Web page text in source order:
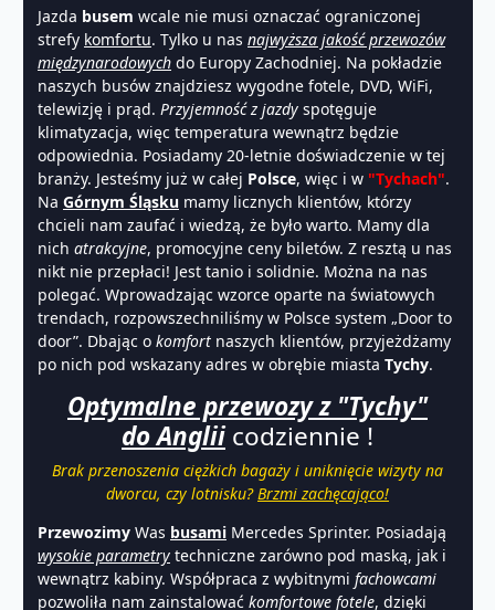
Jazda busem wcale nie musi oznaczać ograniczonej
strefy komfortu. Tylko u nas najwyższa jakość przewozów
międzynarodowych do Europy Zachodniej. Na pokładzie
naszych busów znajdziesz wygodne fotele, DVD, WiFi,
telewizję i prąd. Przyjemność z jazdy spotęguje
klimatyzacja, więc temperatura wewnątrz będzie
odpowiednia. Posiadamy 20-letnie doświadczenie w tej
branży. Jesteśmy już w całej Polsce, więc i w "Tychach".
Na Górnym Śląsku mamy licznych klientów, którzy
chcieli nam zaufać i wiedzą, że było warto. Mamy dla
nich atrakcyjne, promocyjne ceny biletów. Z resztą u nas
nikt nie przepłaci! Jest tanio i solidnie. Można na nas
polegać. Wprowadzając wzorce oparte na światowych
trendach, rozpowszechniliśmy w Polsce system „Door to
door”. Dbając o komfort naszych klientów, przyjeżdżamy
po nich pod wskazany adres w obrębie miasta Tychy.
Optymalne przewozy z "Tychy"
do Angliicodziennie !
Brak przenoszenia ciężkich bagaży i uniknięcie wizyty na
dworcu, czy lotnisku?Brzmi zachęcająco!
Przewozimy Was busami Mercedes Sprinter. Posiadają
wysokie parametry techniczne zarówno pod maską, jak i
wewnątrz kabiny. Współpraca z wybitnymi fachowcami
pozwoliła nam zainstalować komfortowe fotele, dzięki